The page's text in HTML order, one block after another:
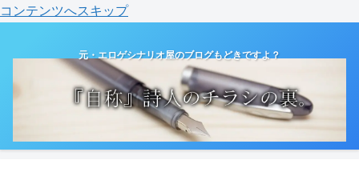
コンテンツへスキップ
元・エロゲシナリオ屋のブログもどきですよ？